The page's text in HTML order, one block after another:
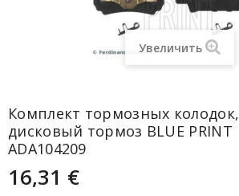
Увеличить
Комплект тормозных колодок,
дисковый тормоз BLUE PRINT
ADA104209
16,31 €